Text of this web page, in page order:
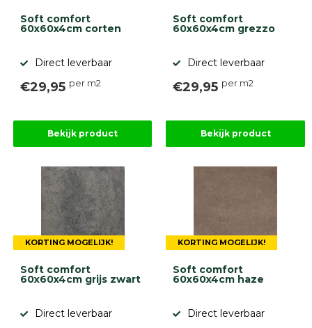
diversen
betonelementen
Overig
tuinproject
Onlinebestrating.nl
9.1
Soft comfort
60x60x4cm corten
Direct leverbaar
€29,95 per m2
Bekijk product
Soft comfort
60x60x4cm grezzo
Direct leverbaar
€29,95 per m2
Bekijk product
KORTING MOGELIJK!
Soft comfort
60x60x4cm grijs zwart
Direct leverbaar
KORTING MOGELIJK!
Soft comfort
60x60x4cm haze
Direct leverbaar